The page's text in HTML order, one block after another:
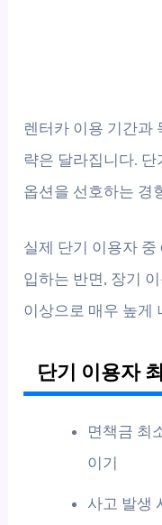
렌터카 이용 기간과
략은 달라집니다.
옵션을 선호하는 경
실제 단기 이용자
입하는 반면, 장기
이상으로 매우 높게
단기 이용자
면책금 최
이기
사고 발생